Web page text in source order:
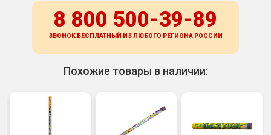
8 800 500-39-89
ЗВОНОК БЕСПЛАТНЫЙ ИЗ ЛЮБОГО РЕГИОНА РОССИИ
Похожие товары в наличии: